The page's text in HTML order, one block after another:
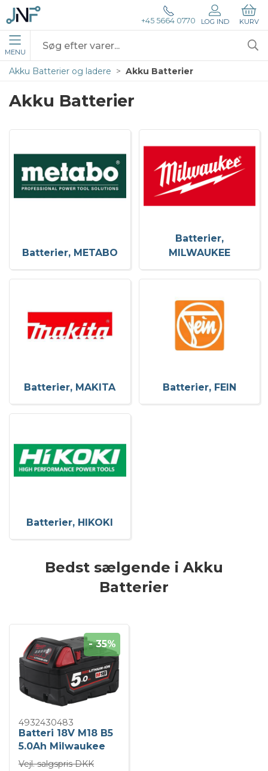
+45 5664 0770 LOG IND KURV
MENU
Akku Batterier og ladere Akku Batterier
Akku Batterier
Batterier, METABO
Batterier,
MILWAUKEE
Batterier, MAKITA Batterier, FEIN
Batterier, HIKOKI
Bedst sælgende i Akku
Batterier
- 35%
4932430483
Batteri 18V M18 B5
5.0Ah Milwaukee
Vejl. salgspris DKK